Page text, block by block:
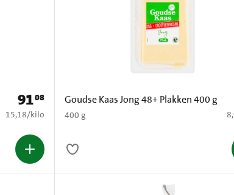
Prijs: € 91,08
9108
€ 15,18 per kilo
15,18/kilo
Goudse Kaas Jong 48+ Plakken 400 g
400 g
€